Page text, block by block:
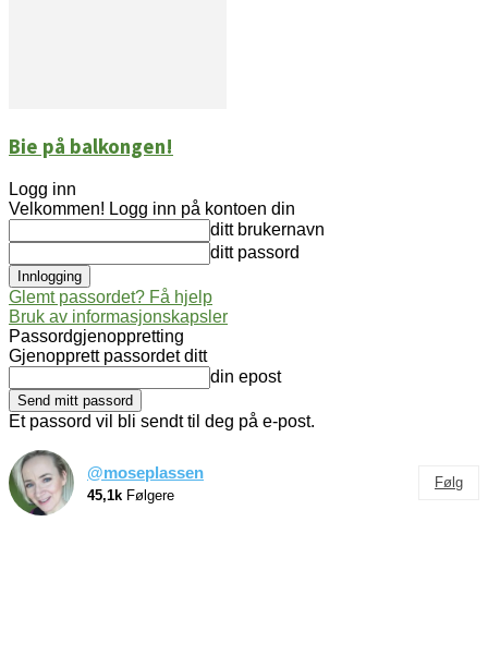
Bie på balkongen!
Logg inn
Velkommen! Logg inn på kontoen din
ditt brukernavn
ditt passord
Glemt passordet? Få hjelp
Bruk av informasjonskapsler
Passordgjenoppretting
Gjenopprett passordet ditt
din epost
Et passord vil bli sendt til deg på e-post.
@moseplassen
45,1k Følgere
Følg